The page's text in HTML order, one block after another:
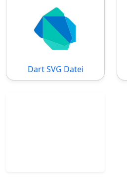
Dart SVG Datei